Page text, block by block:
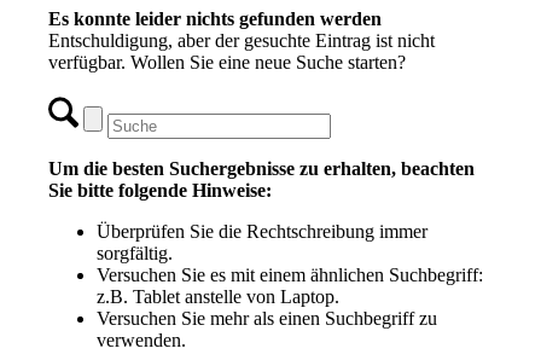
Es konnte leider nichts gefunden werden
Entschuldigung, aber der gesuchte Eintrag ist nicht
verfügbar. Wollen Sie eine neue Suche starten?
Um die besten Suchergebnisse zu erhalten, beachten
Sie bitte folgende Hinweise:
Überprüfen Sie die Rechtschreibung immer
sorgfältig.
Versuchen Sie es mit einem ähnlichen Suchbegriff:
z.B. Tablet anstelle von Laptop.
Versuchen Sie mehr als einen Suchbegriff zu
verwenden.